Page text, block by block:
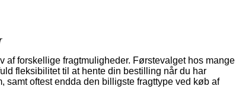
af forskellige fragtmuligheder. Førstevalget hos mange
fleksibilitet til at hente din bestilling når du har
samt oftest endda den billigste fragttype ved køb af